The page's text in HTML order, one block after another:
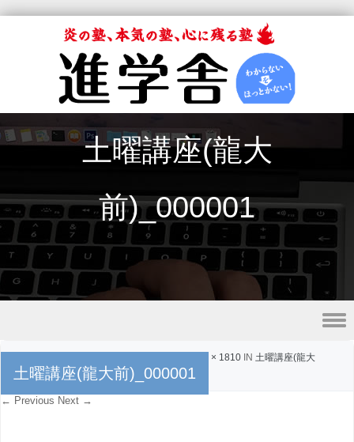
土曜講座(龍大
前)_000001
Skip to content
土曜講座(龍大前)_000001
2560 × 1810 IN 土曜講座(龍大
前)_000001
← Previous Next →